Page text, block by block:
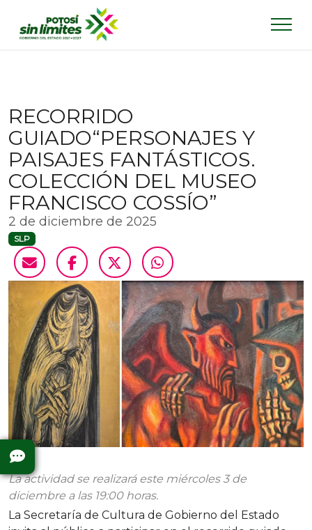
RECORRIDO
GUIADO“PERSONAJES Y
PAISAJES FANTÁSTICOS.
COLECCIÓN DEL MUSEO
FRANCISCO COSSÍO”
2 de diciembre de 2025
SLP
La actividad se realizará este miércoles 3 de
diciembre a las 19:00 horas.
La Secretaría de Cultura de Gobierno del Estado